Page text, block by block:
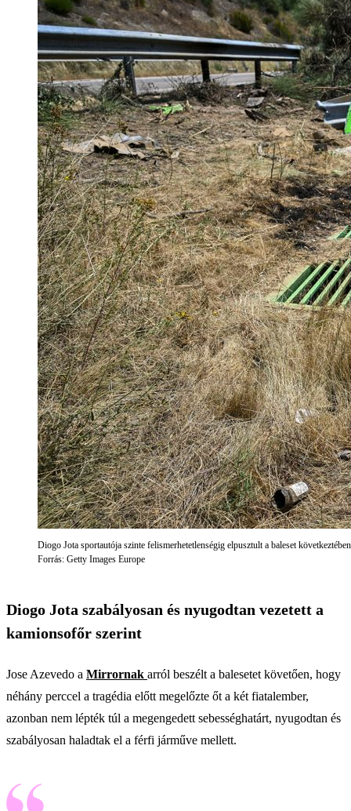
Diogo Jota sportautója szinte felismerhetetlenségig elpusztult a baleset következtében
Forrás: Getty Images Europe
Diogo Jota szabályosan és nyugodtan vezetett a
kamionsofőr szerint
Jose Azevedo a Mirrornak arról beszélt a balesetet követően, hogy
néhány perccel a tragédia előtt megelőzte őt a két fiatalember,
azonban nem lépték túl a megengedett sebességhatárt, nyugodtan és
szabályosan haladtak el a férfi járműve mellett.